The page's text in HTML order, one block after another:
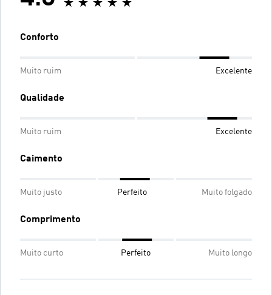
Conforto
Muito ruim Excelente
Qualidade
Muito ruim Excelente
Caimento
Muito justo Perfeito Muito folgado
Comprimento
Muito curto Perfeito Muito longo